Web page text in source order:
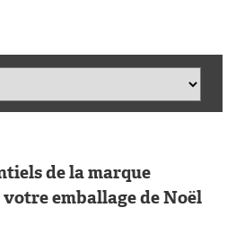
de la marque
emballage de Noël